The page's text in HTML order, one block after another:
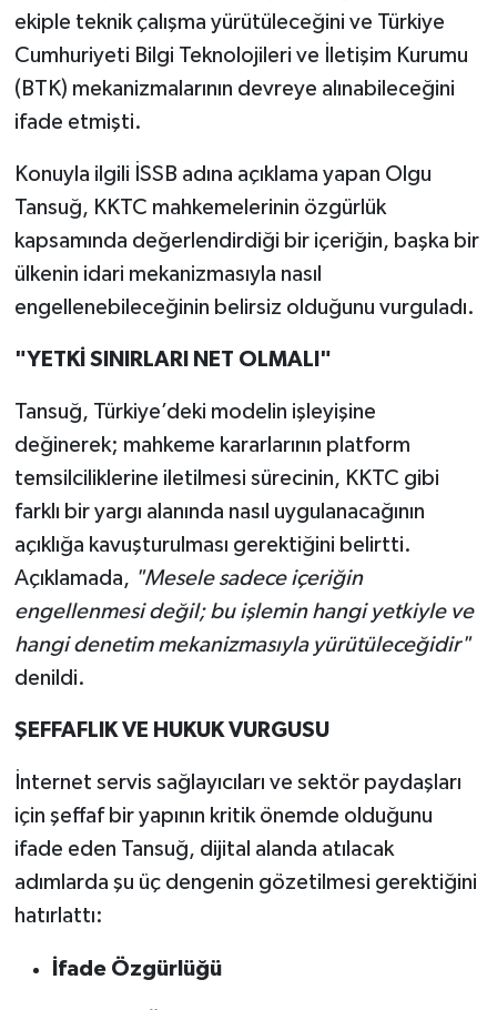
ekiple teknik çalışma yürütüleceğini ve Türkiye
Cumhuriyeti Bilgi Teknolojileri ve İletişim Kurumu
(BTK) mekanizmalarının devreye alınabileceğini
ifade etmişti.
Konuyla ilgili İSSB adına açıklama yapan Olgu
Tansuğ, KKTC mahkemelerinin özgürlük
kapsamında değerlendirdiği bir içeriğin, başka bir
ülkenin idari mekanizmasıyla nasıl
engellenebileceğinin belirsiz olduğunu vurguladı.
"YETKİ SINIRLARI NET OLMALI"
Tansuğ, Türkiye’deki modelin işleyişine
değinerek; mahkeme kararlarının platform
temsilciliklerine iletilmesi sürecinin, KKTC gibi
farklı bir yargı alanında nasıl uygulanacağının
açıklığa kavuşturulması gerektiğini belirtti.
Açıklamada, "Mesele sadece içeriğin
engellenmesi değil; bu işlemin hangi yetkiyle ve
hangi denetim mekanizmasıyla yürütüleceğidir"
denildi.
ŞEFFAFLIK VE HUKUK VURGUSU
İnternet servis sağlayıcıları ve sektör paydaşları
için şeffaf bir yapının kritik önemde olduğunu
ifade eden Tansuğ, dijital alanda atılacak
adımlarda şu üç dengenin gözetilmesi gerektiğini
hatırlattı:
İfade Özgürlüğü